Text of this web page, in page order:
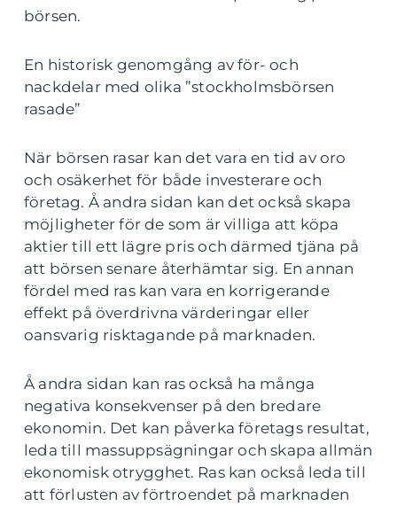
börsen.
En historisk genomgång av för- och
nackdelar med olika ”stockholmsbörsen
rasade”
När börsen rasar kan det vara en tid av oro
och osäkerhet för både investerare och
företag. Å andra sidan kan det också skapa
möjligheter för de som är villiga att köpa
aktier till ett lägre pris och därmed tjäna på
att börsen senare återhämtar sig. En annan
fördel med ras kan vara en korrigerande
effekt på överdrivna värderingar eller
oansvarig risktagande på marknaden.
Å andra sidan kan ras också ha många
negativa konsekvenser på den bredare
ekonomin. Det kan påverka företags resultat,
leda till massuppsägningar och skapa allmän
ekonomisk otrygghet. Ras kan också leda till
att förlusten av förtroendet på marknaden